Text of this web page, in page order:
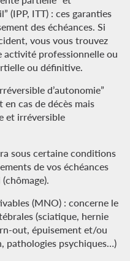
(IPP, ITT) : ces garanties
des échéances. Si
vous vous trouvez
activité professionnelle ou
ou définitive.
d’autonomie”
en cas de décès mais
et irréversible
sous certaine conditions
de vos échéances
(MNO) : concerne le
(sciatique, hernie
out, épuisement et/ou
pathologies psychiques…)